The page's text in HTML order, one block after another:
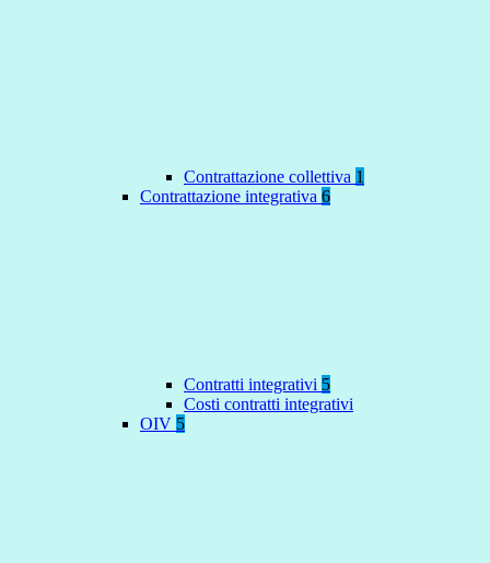
Contrattazione collettiva 1
Contrattazione integrativa 6
Contratti integrativi 5
Costi contratti integrativi
OIV 5